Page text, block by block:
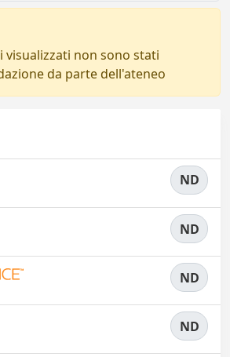
visualizzati non sono stati
da parte dell'ateneo
ND
ND
ND
ND